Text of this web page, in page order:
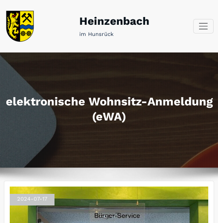
Inhalt
springen
Heinzenbach
im Hunsrück
elektronische Wohnsitz-Anmeldung
(eWA)
2024-07-17